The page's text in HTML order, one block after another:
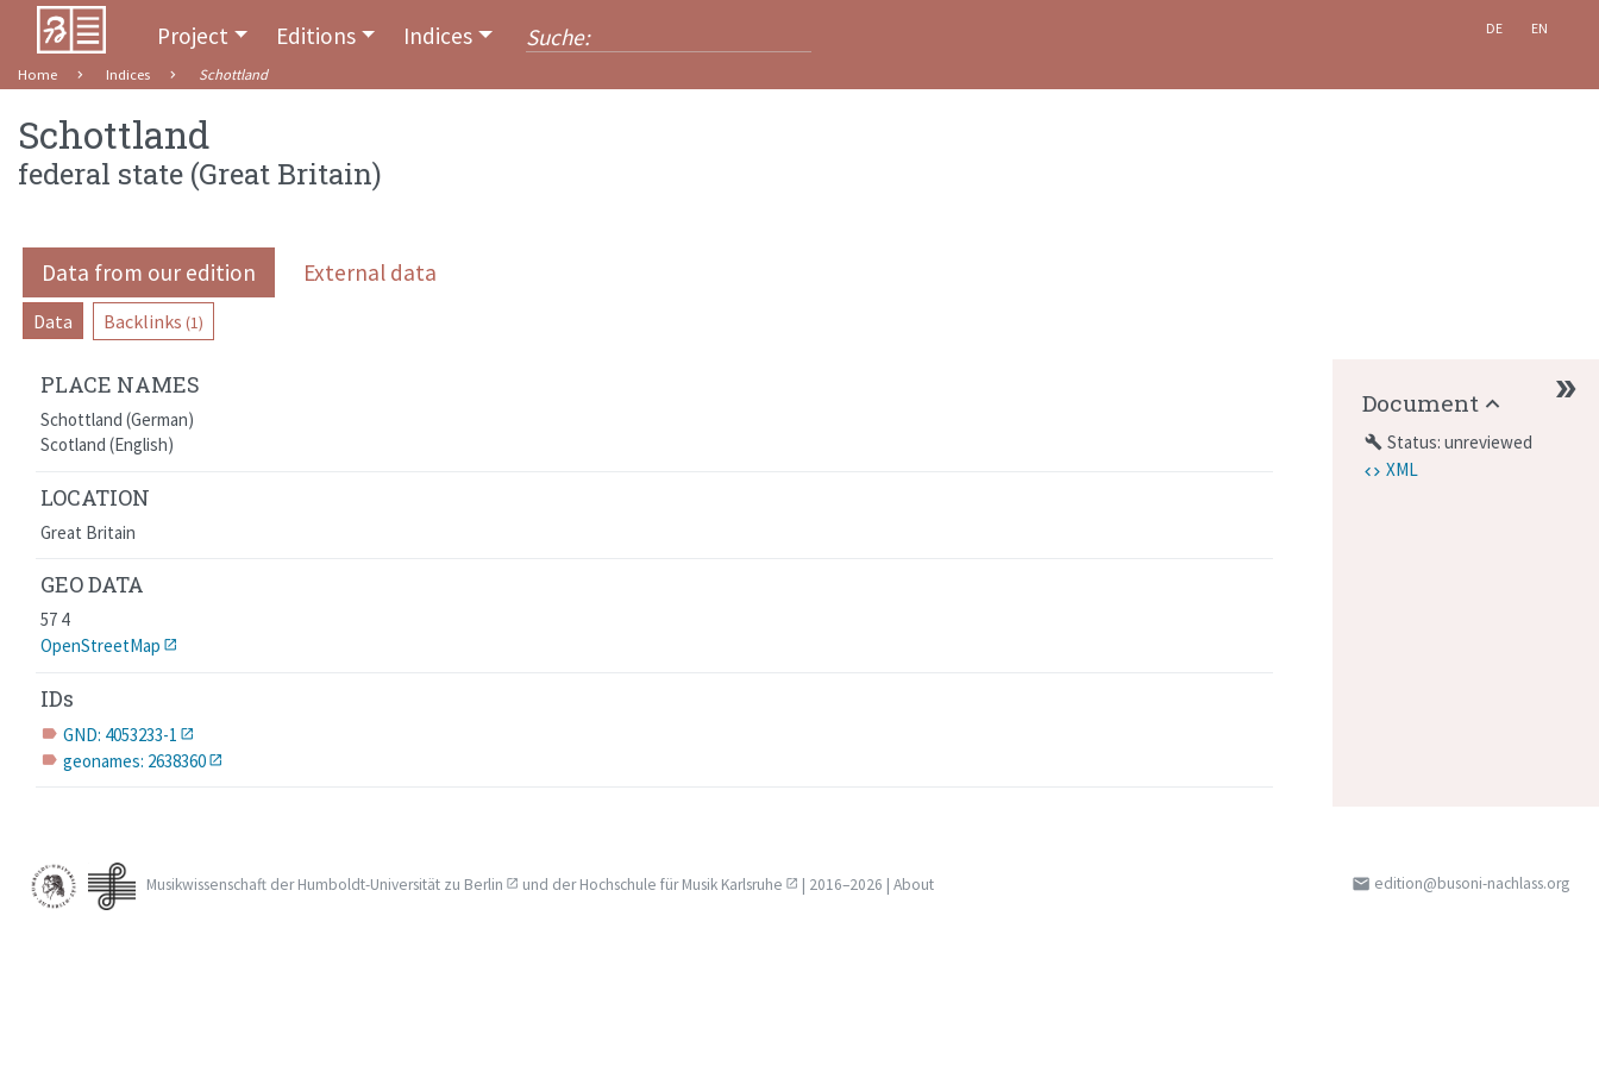
Project Editions Indices DE EN
Home Indices Schottland
Schottland
federal state (Great Britain)
Data from our edition External data
Data Backlinks (1)
PLACE NAMES
Schottland (German)
Scotland (English)
LOCATION
Great Britain
GEO DATA
57 4
OpenStreetMap
IDs
label GND: 4053233-1
label geonames: 2638360
Document
build Status: unreviewed
XML
Musikwissenschaft derHumboldt-Universität zu Berlin und derHochschule für Musik Karlsruhe | 2016–2026 | About email edition@busoni-nachlass.org